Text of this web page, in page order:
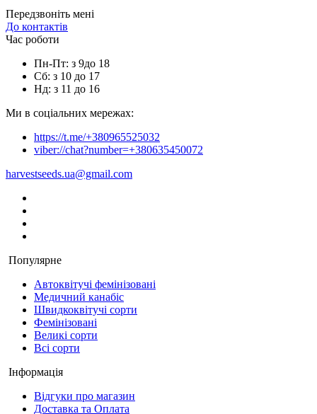
Передзвоніть мені
До контактів
Час роботи
Пн-Пт: з 9до 18
Сб: з 10 до 17
Нд: з 11 до 16
Ми в соціальних мережах:
https://t.me/+380965525032
viber://chat?number=+380635450072
harvestseeds.ua@gmail.com
Популярне
Автоквітучі фемінізовані
Медичний канабіс
Швидкоквітучі сорти
Фемінізовані
Великі сорти
Всі сорти
Інформація
Відгуки про магазин
Доставка та Оплата